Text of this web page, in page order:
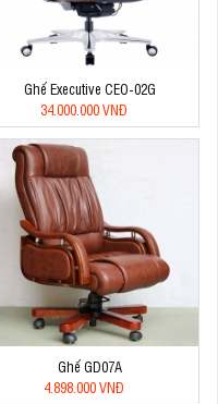
Ghế Executive CEO-02G
34.000.000 VNĐ
Ghế GD07A
4.898.000 VNĐ